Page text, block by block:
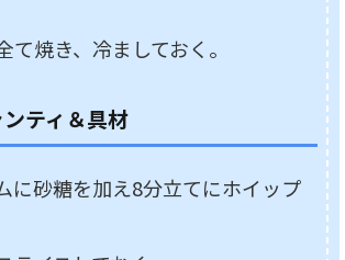
て焼き、冷ましておく。
ティ＆具材
に砂糖を加え8分立てにホイップ